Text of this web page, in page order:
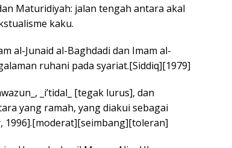
Maturidiyah: jalan tengah antara akal
kaku.
al-Junaid al-Baghdadi dan Imam al-
ruhani pada syariat.[Siddiq][1979]
_i’tidal_ [tegak lurus], dan
yang ramah, yang diakui sebagai
1996].[moderat][seimbang][toleran]